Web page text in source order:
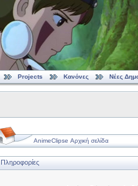
Projects Κανόνες Νέες
AnimeClipse Αρχική σελίδα
Πληροφορίες